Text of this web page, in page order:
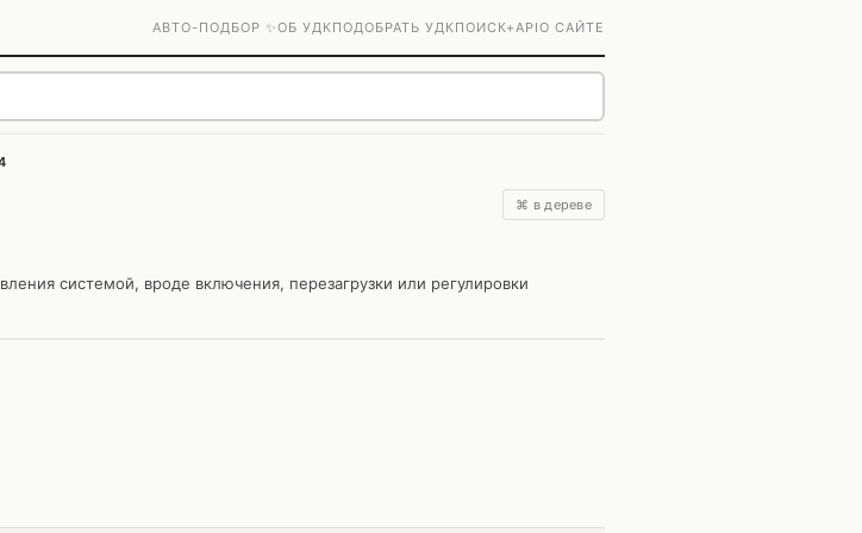
АВТО-ПОДБОР ✨ОБ УДКПОДОБРАТЬ УДКПОИСК+APIО САЙТЕ
⌘ в дереве
системой, вроде включения, перезагрузки или регулировки